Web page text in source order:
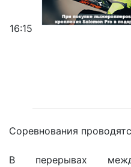
16:15
Соревнования
В перерывах